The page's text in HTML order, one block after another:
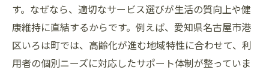
す。なぜなら、適切なサービス選びが生活の質向上や健
康維持に直結するからです。例えば、愛知県名古屋市港
区いろは町では、高齢化が進む地域特性に合わせて、利
用者の個別ニーズに対応したサポート体制が整っていま